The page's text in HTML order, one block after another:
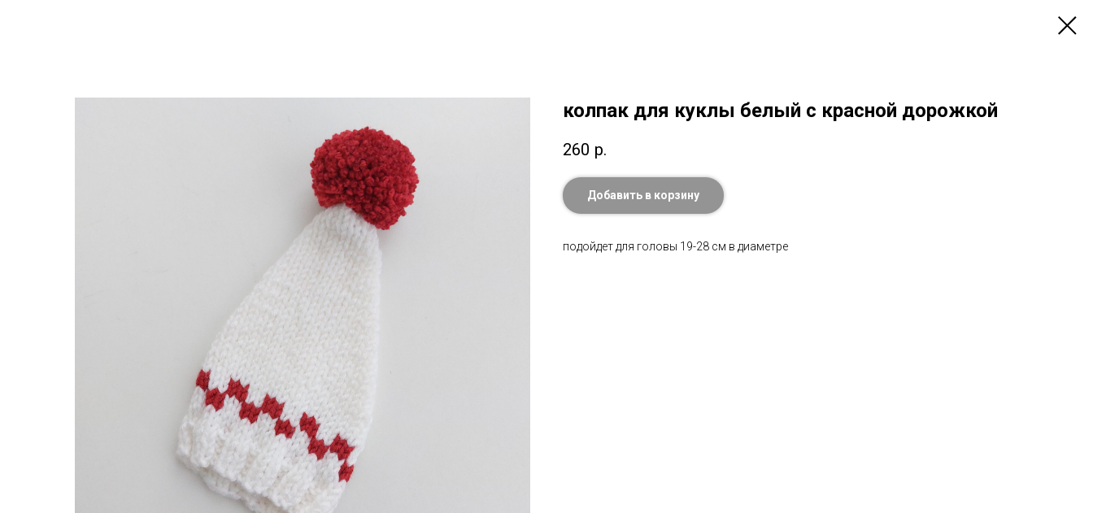
колпак для куклы белый с красной дорожкой
260 р.
Добавить в корзину
подойдет для головы 19-28 см в диаметре